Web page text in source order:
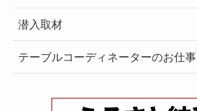
潜入取材
テーブルコーディネーターのお仕事